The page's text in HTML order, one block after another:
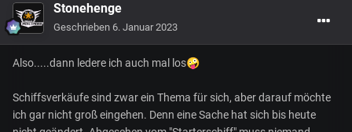
Stonehenge
Geschrieben 6. Januar 2023
Also.....dann ledere ich auch mal los🤪
Schiffsverkäufe sind zwar ein Thema für sich, aber darauf möchte
ich gar nicht groß eingehen. Denn eine Sache hat sich bis heute